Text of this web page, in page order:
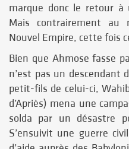
marque donc le retour
Mais contrairement au
Nouvel Empire, cette fois
Bien que Ahmose fasse
n’est pas un descendant
petit-fils de celui-ci,
d’Apriès) mena une
solda par un désastre
S’ensuivit une guerre